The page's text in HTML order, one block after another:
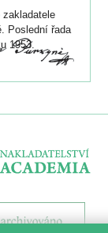
zakladatele
Poslední řada
1953.